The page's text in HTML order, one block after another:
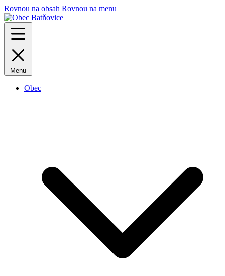
Rovnou na obsah Rovnou na menu
Menu
Obec